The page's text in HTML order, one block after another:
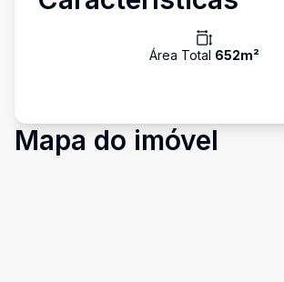
Área Total 652m²
Mapa do imóvel